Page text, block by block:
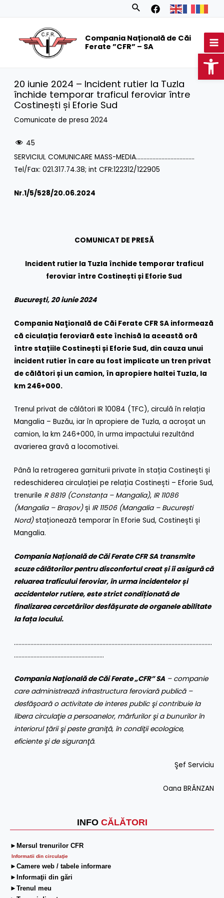
Search
Compania Națională de Căi
Ferate ”CFR” – SA
INFO CĂLĂTORI
►Mersul trenurilor CFR
Informatii din circulaţie
►Camere web / tabele informare
►Informaţii din gări
►Trenul meu
20 iunie 2024 – Incident rutier la Tuzla
închide temporar traficul feroviar între
Costinești și Eforie Sud
Comunicate de presa 2024
45
SERVICIUL COMUNICARE MASS-MEDIA…………………………………
Tel/Fax: 021.317.74.38; int CFR:122312/122905
Nr.1/5/528/20.06.2024
COMUNICAT DE PRESĂ
Incident rutier la Tuzla închide temporar traficul
feroviar între Costinești și Eforie Sud
Bucureşti, 20 iunie 2024
Compania Naţională de Căi Ferate CFR SA informează
că ciculația feroviară este închisă la această oră
între stațiile Costinești și Eforie Sud, din cauza unui
incident rutier în care au fost implicate un tren privat
de călători și un camion, în apropiere haltei Tuzla, la
km 246+000.
Trenul privat de călători IR 10084 (TFC), circulă în relația
Mangalia – Buzău, iar în apropiere de Tuzla, a acroșat un
camion, la km 246+000, în urma impactului rezultând
avarierea gravă a locomotivei.
Până la retragerea garniturii private în stația Costinești și
redeschiderea circulației pe relația Costinești – Eforie Sud,
trenurile R 8819 (Constanța – Mangalia), IR 11086
(Mangalia – Brașov)și IR 11506 (Mangalia – București
Nord)staționează temporar în Eforie Sud, Costinești și
Mangalia.
Compania Națională de Căi Ferate CFR SA transmite
scuze călătorilor pentru disconfortul creat și îi asigură că
reluarea traficului feroviar, în urma incidentelor și
accidentelor rutiere, este strict condiționată de
finalizarea cercetărilor desfășurate de organele abilitate
la fața locului.
……………………………………………………………………………………………………………………
……………………………………………………
Compania Naţională de Căi Ferate „CFR” SA – companie
care administrează infrastructura feroviară publică –
desfăşoară o activitate de interes public şi contribuie la
libera circulaţie a persoanelor, mărfurilor şi a bunurilor în
interiorul ţării şi peste graniţă, în condiţii ecologice,
eficiente şi de siguranţă.
Şef Serviciu
Oana BRÂNZAN